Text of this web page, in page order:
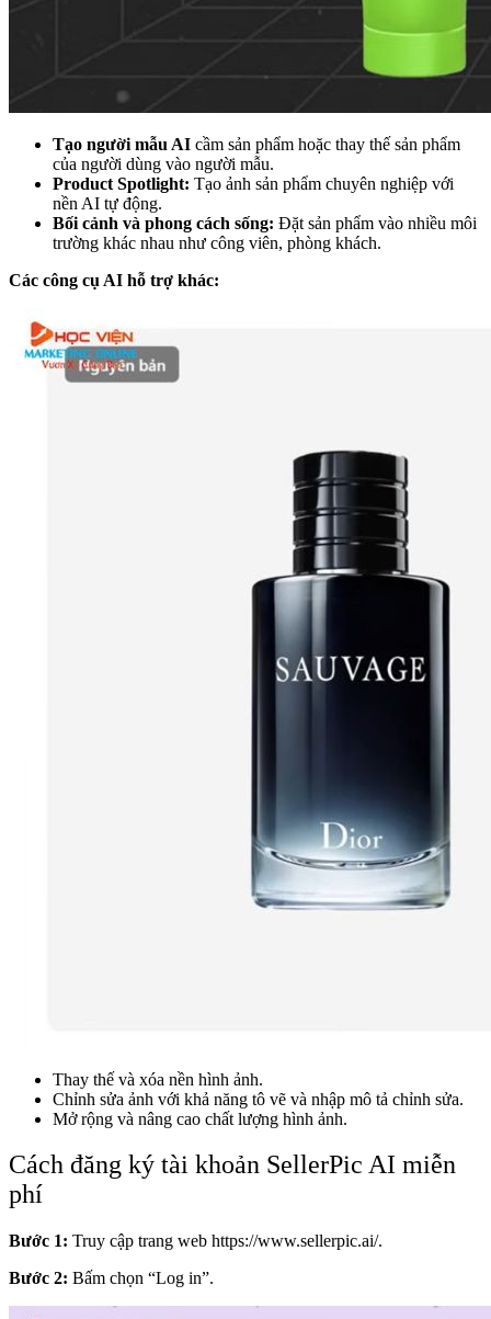
Tạo người mẫu AI cầm sản phẩm hoặc thay thế sản phẩm
của người dùng vào người mẫu.
Product Spotlight: Tạo ảnh sản phẩm chuyên nghiệp với
nền AI tự động.
Bối cảnh và phong cách sống: Đặt sản phẩm vào nhiều môi
trường khác nhau như công viên, phòng khách.
Các công cụ AI hỗ trợ khác:
Thay thế và xóa nền hình ảnh.
Chỉnh sửa ảnh với khả năng tô vẽ và nhập mô tả chỉnh sửa.
Mở rộng và nâng cao chất lượng hình ảnh.
Cách đăng ký tài khoản SellerPic AI miễn
phí
Bước 1: Truy cập trang web https://www.sellerpic.ai/.
Bước 2: Bấm chọn “Log in”.